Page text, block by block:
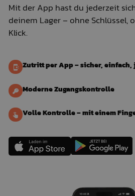
Mit der App hast du jederzeit
deinem Lager – ohne Schlüssel,
Klick.
Zutritt per App – sicher, einfach,
Moderne Zugangskontrolle
Volle Kontrolle – mit einem